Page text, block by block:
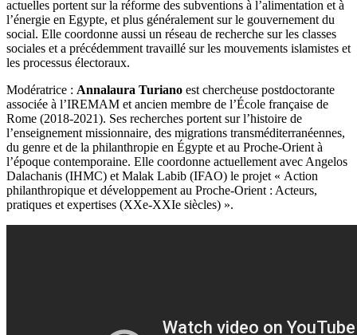
actuelles portent sur la réforme des subventions à l’alimentation et à
l’énergie en Egypte, et plus généralement sur le gouvernement du
social. Elle coordonne aussi un réseau de recherche sur les classes
sociales et a précédemment travaillé sur les mouvements islamistes et
les processus électoraux.
Modératrice : Annalaura Turiano est chercheuse postdoctorante
associée à l’IREMAM et ancien membre de l’École française de
Rome (2018-2021). Ses recherches portent sur l’histoire de
l’enseignement missionnaire, des migrations transméditerranéennes,
du genre et de la philanthropie en Égypte et au Proche-Orient à
l’époque contemporaine. Elle coordonne actuellement avec Angelos
Dalachanis (IHMC) et Malak Labib (IFAO) le projet « Action
philanthropique et développement au Proche-Orient : Acteurs,
pratiques et expertises (XXe-XXIe siècles) ».